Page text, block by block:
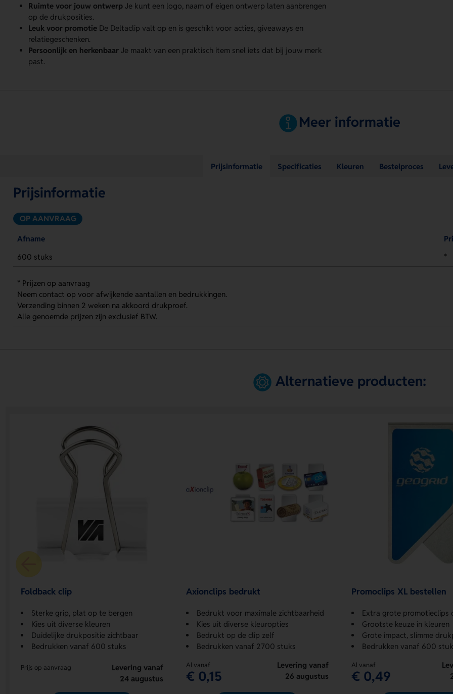
Ruimte voor jouw ontwerp Je kunt een logo, naam of eigen ontwerp laten aanbrengen
op de drukposities.
Leuk voor promotie De Deltaclip valt op en is geschikt voor acties, giveaways en
relatiegeschenken.
Persoonlijk en herkenbaar Je maakt van een praktisch item snel iets dat bij jouw merk
past.
Meer informatie
Prijsinformatie Specificaties Kleuren Bestelproces
Prijsinformatie
OP AANVRAAG
Afname
600 stuks
*
* Prijzen op aanvraag
Neem contact op voor afwijkende aantallen en bedrukkingen.
Verzending binnen 2 weken na akkoord drukproef.
Alle genoemde prijzen zijn exclusief BTW.
Alternatieve producten:
Foldback clip
Sterke grip, plat op te bergen
Kies uit diverse kleuren
Duidelijke drukpositie zichtbaar
Bedrukken vanaf 600 stuks
Prijs op aanvraag
Levering vanaf
24 augustus
Axionclips bedrukt
Bedrukt voor maximale zichtbaarheid
Kies uit diverse kleuropties
Bedrukt op de clip zelf
Bedrukken vanaf 2700 stuks
Al vanaf
€ 0,15
Levering vanaf
26 augustus
Promoclips XL bestellen
Extra grote promotieclips
Grootste keuze in kleuren
Grote impact, slimme
Bedrukken vanaf 600
Al vanaf
€ 0,49